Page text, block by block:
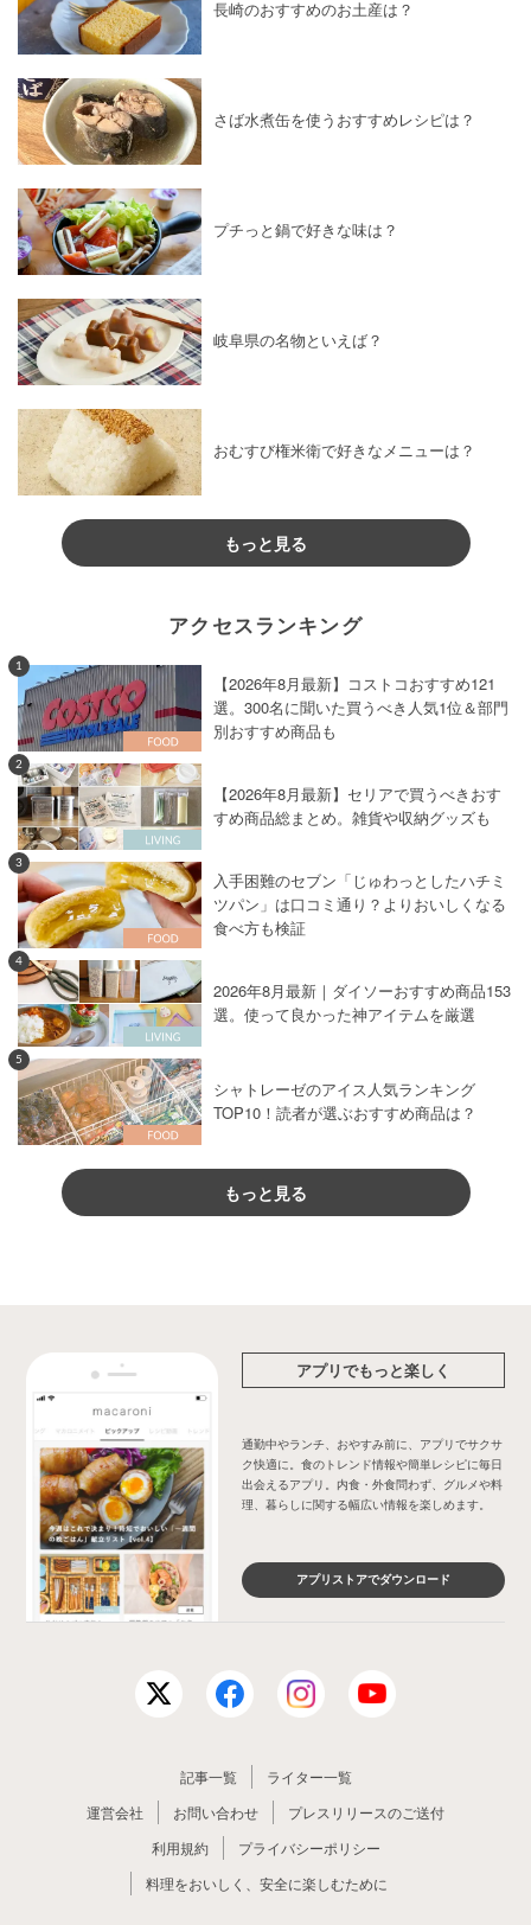
長崎のおすすめのお土産は？
さば水煮缶を使うおすすめレシピは？
プチっと鍋で好きな味は？
岐阜県の名物といえば？
おむすび権米衛で好きなメニューは？
もっと見る
アクセスランキング
1
【2026年8月最新】コストコおすすめ121
選。300名に聞いた買うべき人気1位＆部門
別おすすめ商品も
2
【2026年8月最新】セリアで買うべきおす
すめ商品総まとめ。雑貨や収納グッズも
3
入手困難のセブン「じゅわっとしたハチミ
ツパン」は口コミ通り？よりおいしくなる
食べ方も検証
4
2026年8月最新｜ダイソーおすすめ商品153
選。使って良かった神アイテムを厳選
5
シャトレーゼのアイス人気ランキング
TOP10！読者が選ぶおすすめ商品は？
もっと見る
アプリでもっと楽しく
通勤中やランチ、おやすみ前に、アプリでサクサ
ク快適に。食のトレンド情報や簡単レシピに毎日
出会えるアプリ。内食・外食問わず、グルメや料
理、暮らしに関する幅広い情報を楽しめます。
アプリストアでダウンロード
記事一覧
ライター一覧
運営会社
お問い合わせ
プレスリリースのご送付
利用規約
プライバシーポリシー
料理をおいしく、安全に楽しむために